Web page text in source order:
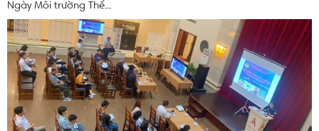
Ngày Môi trường Thế...